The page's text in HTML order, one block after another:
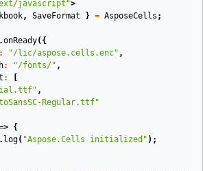
javascript">
, SaveFormat } = AsposeCells ;
.onReady({
: "/lic/aspose.cells.enc" ,
: "/fonts/" ,
:
,
Regular.ttf"
{
. log( "Aspose.Cells initialized" );